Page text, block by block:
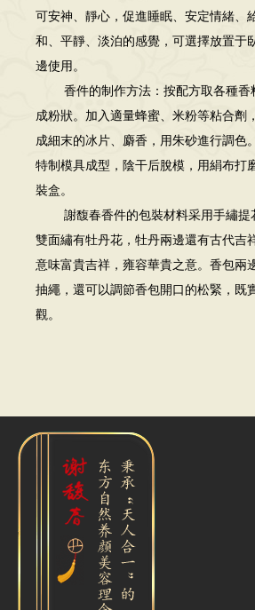
可安神、靜心，促進睡眠、安定情緒、
和、平靜、淡泊的感覺，可選擇放置于
邊使用。
香件的制作方法：按配方取各種香
成粉狀。加入適量蜂蜜、米粉等粘合劑
成細末的冰片、麝香，用朱砂進行調色
特制模具成型，陰干后脫模，用絹布打
裝盒。
謝馥春香件的包裝材料采用手繡提
雙面繡有牡丹花，牡丹兩邊還有古代吉
意味富貴吉祥，雍容華貴之意。香包兩
抽繩，還可以調節香包開口的松緊，既
觀。